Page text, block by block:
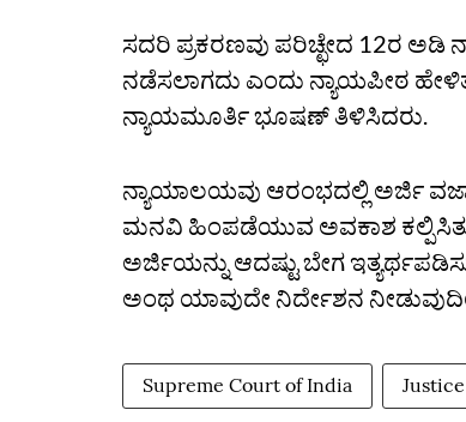
ಸದರಿ ಪ್ರಕರಣವು ಪರಿಚ್ಛೇದ 12ರ
ನಡೆಸಲಾಗದು ಎಂದು ನ್ಯಾಯಪೀಠ
ನ್ಯಾಯಮೂರ್ತಿ ಭೂಷಣ್ ತಿಳಿಸಿದರು.
ನ್ಯಾಯಾಲಯವು ಆರಂಭದಲ್ಲಿ ಅರ್ಜಿ
ಮನವಿ ಹಿಂಪಡೆಯುವ ಅವಕಾಶ
ಅರ್ಜಿಯನ್ನು ಆದಷ್ಟು ಬೇಗ
ಅಂಥ ಯಾವುದೇ ನಿರ್ದೇಶನ
Supreme Court of India